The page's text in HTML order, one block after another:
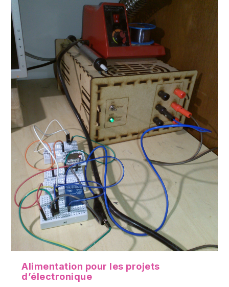
Alimentation pour les projets
d’électronique